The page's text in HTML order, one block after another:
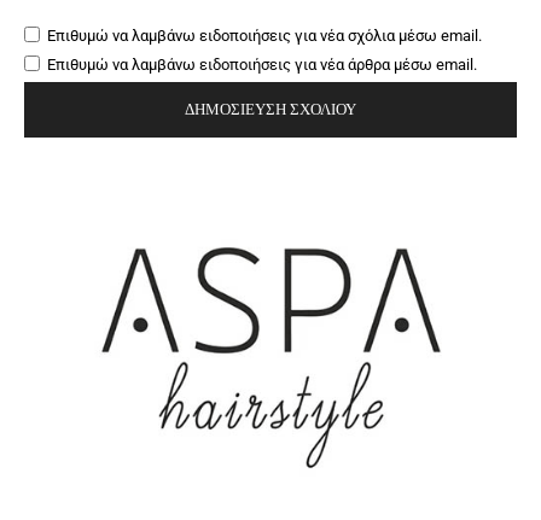
Επιθυμώ να λαμβάνω ειδοποιήσεις για νέα σχόλια μέσω email.
Επιθυμώ να λαμβάνω ειδοποιήσεις για νέα άρθρα μέσω email.